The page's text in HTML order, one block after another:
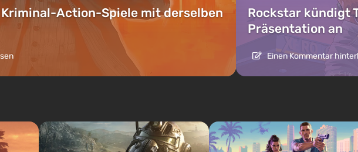
Action-Spiele mit derselben
Rockstar kündigt
Präsentation an
Einen Kommentar